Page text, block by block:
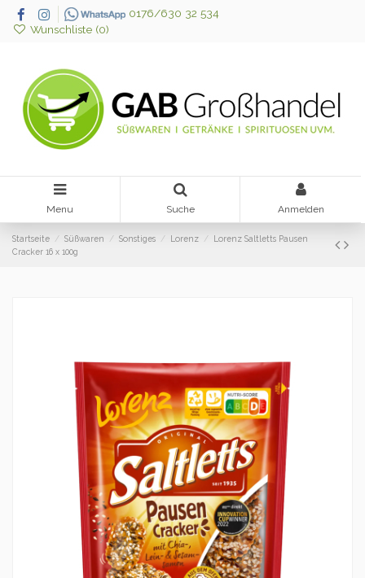
0176/630 32 534
Wunschliste (0)
Menu Suche Anmelden
Startseite Süßwaren Sonstiges Lorenz
Lorenz Saltletts Pausen
Cracker 16 x 100g